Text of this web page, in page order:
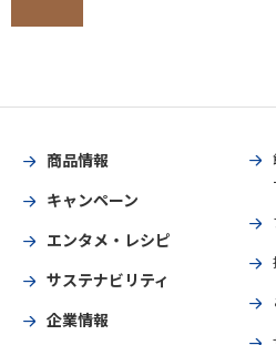
商品情報
キャンペーン
エンタメ・レシピ
サステナビリティ
企業情報